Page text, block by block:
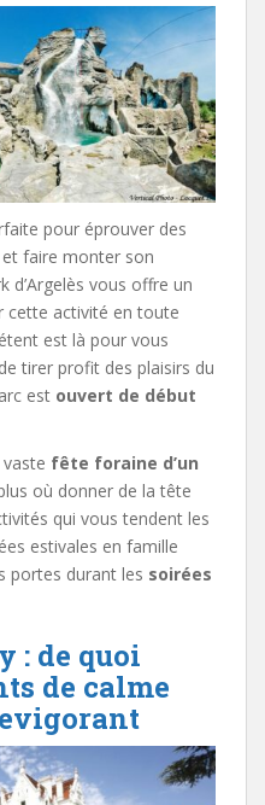
pour éprouver des
faire monter son
d’Argelès vous offre un
cette activité en toute
est là pour vous
tirer profit des plaisirs du
est ouvert de début
fête foraine d’un
où donner de la tête
qui vous tendent les
estivales en famille
portes durant les soirées
: de quoi
de calme